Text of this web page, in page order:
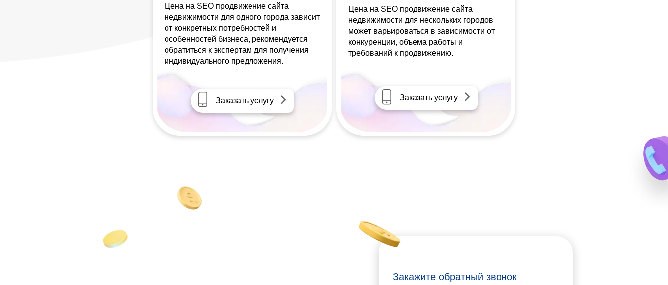
Цена на SEO продвижение сайта
недвижимости для одного города зависит
от конкретных потребностей и
особенностей бизнеса, рекомендуется
обратиться к экспертам для получения
индивидуального предложения.
Заказать услугу
Цена на SEO продвижение сайта
недвижимости для нескольких городов
может варьироваться в зависимости от
конкуренции, объема работы и
требований к продвижению.
Заказать услугу
Закажите обратный звонок